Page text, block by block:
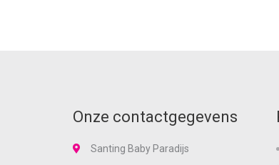
Onze contactgegevens
Santing Baby Paradijs